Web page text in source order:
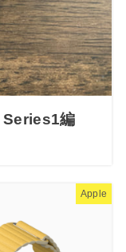
Series1編
Apple